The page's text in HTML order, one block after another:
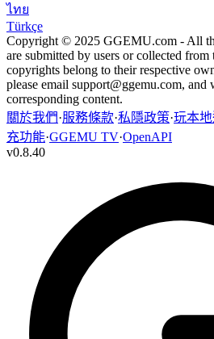
ไทย
Türkçe
Copyright © 2025 GGEMU.com - All
are submitted by users or collected from
copyrights belong to their respective
please email support@ggemu.com, and
corresponding content.
關於我們·服務條款·私隱政策·玩本
充功能·GGEMU TV·OpenAPI
v0.8.40